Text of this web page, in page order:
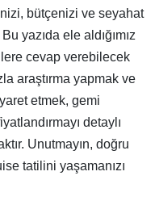
bütçenizi ve seyahat
yazıda ele aldığımız
cevap verebilecek
araştırma yapmak ve
etmek, gemi
detaylı
Unutmayın, doğru
tatilini yaşamanızı